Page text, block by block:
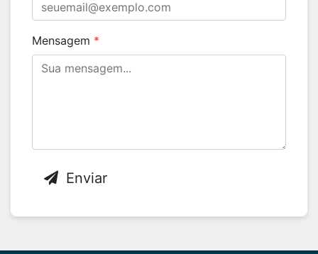
Mensagem *
Enviar